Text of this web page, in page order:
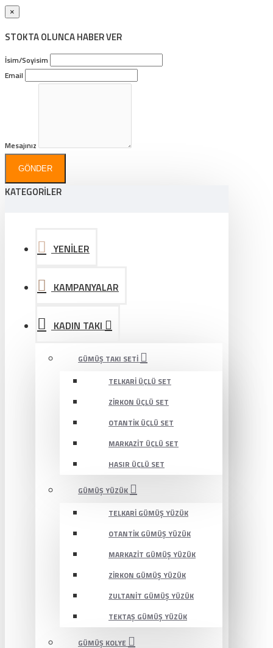
×
STOKTA OLUNCA HABER VER
İsim/Soyisim
Email
Mesajınız
GÖNDER
KATEGORİLER
YENİLER
KAMPANYALAR
KADIN TAKI
GÜMÜŞ TAKI SETI
TELKARI ÜÇLÜ SET
ZIRKON ÜÇLÜ SET
OTANTIK ÜÇLÜ SET
MARKAZIT ÜÇLÜ SET
HASIR ÜÇLÜ SET
GÜMÜŞ YÜZÜK
TELKARI GÜMÜŞ YÜZÜK
OTANTIK GÜMÜŞ YÜZÜK
MARKAZIT GÜMÜŞ YÜZÜK
ZIRKON GÜMÜŞ YÜZÜK
ZULTANIT GÜMÜŞ YÜZÜK
TEKTAŞ GÜMÜŞ YÜZÜK
GÜMÜŞ KOLYE